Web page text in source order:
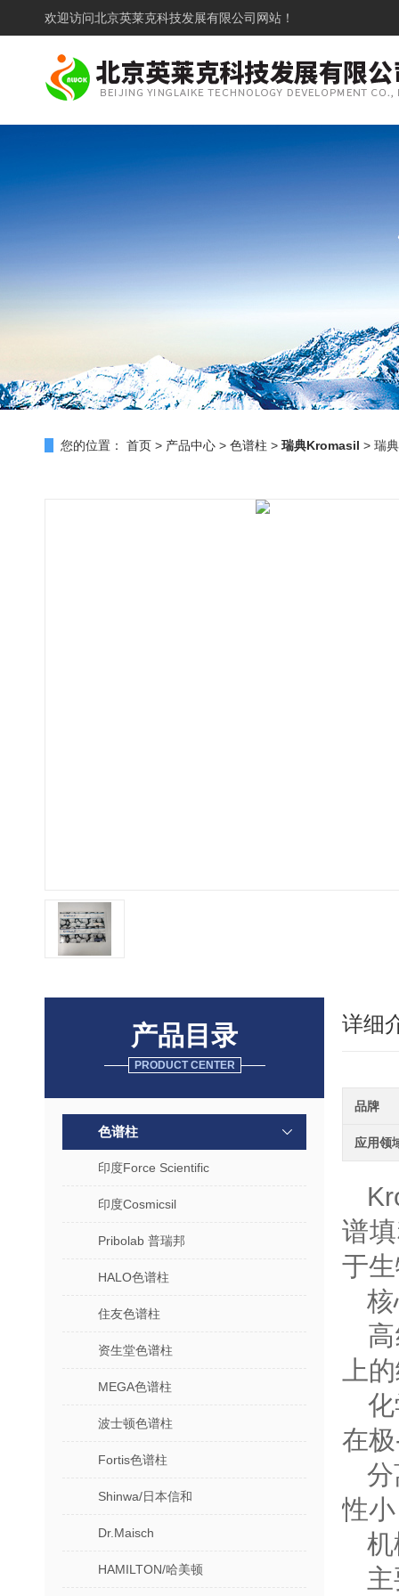
欢迎访问北京英莱克科技发展有限公司网站！
您的位置： 首页 > 产品中心 > 色谱柱 > 瑞典Kromasil > 瑞
产品目录
PRODUCT CENTER
色谱柱
印度Force Scientific
印度Cosmicsil
Pribolab 普瑞邦
HALO色谱柱
住友色谱柱
资生堂色谱柱
MEGA色谱柱
波士顿色谱柱
Fortis色谱柱
Shinwa/日本信和
Dr.Maisch
HAMILTON/哈美顿
详细
品牌
应用领
谱
于
上
在
性